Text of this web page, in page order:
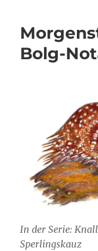
Bolg-
In der Serie:
Sperlingskauz